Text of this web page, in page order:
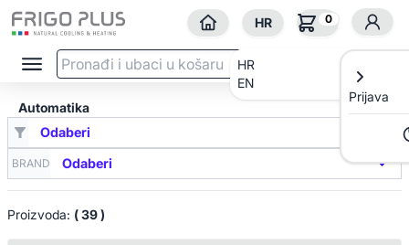
HR
HR
EN
0
Prijava
Automatika
BRAND
Proizvoda: ( 39 )